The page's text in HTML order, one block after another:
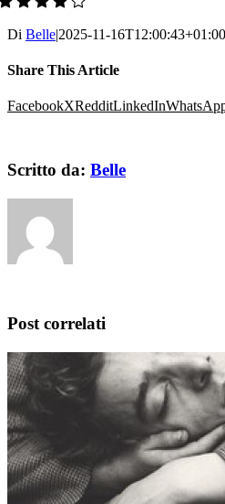
Di Belle|2025-11-16T12:00:43+01:00
Share This Article
FacebookXRedditLinkedIn
Scritto da: Belle
Post correlati